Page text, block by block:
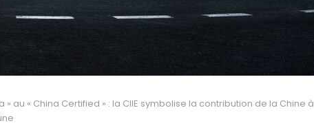
» au « China Certified » : la CIIE symbolise la contribution de la Chine à